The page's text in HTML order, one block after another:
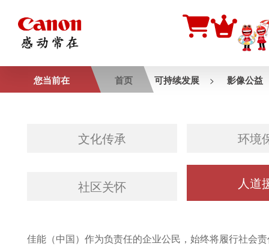
您当前在 首页 可持续发展 > 影像公益
文化传承 环境
社区关怀 人道
佳能（中国）作为负责任的企业公民，始终将履行社会